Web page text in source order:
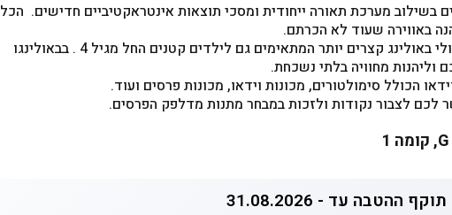
בשילוב מערכת תאורה ייחודית ומסכי תוצאות אינטראקטיביים חדישים. הכל
באווירה שעוד לא הכרתם.
- אטרקציה חדשה לילדים, מסלולי באולינג קצרים יותר המתאימים גם לילדים קטנים החל מגיל 4 . בבאולינגו
וליהנות מחוויה בלתי נשכחת.
הכולל סימולטורים, מכונות וידאו, מכונות פרסים ועוד.
לצבור נקודות ולזכות במבחר מתנות מדלפק הפרסים.
תוקף ההטבה עד - 31.08.2026